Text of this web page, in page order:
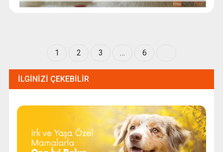
1 2 3 … 6
İLGINIZI ÇEKEBILIR